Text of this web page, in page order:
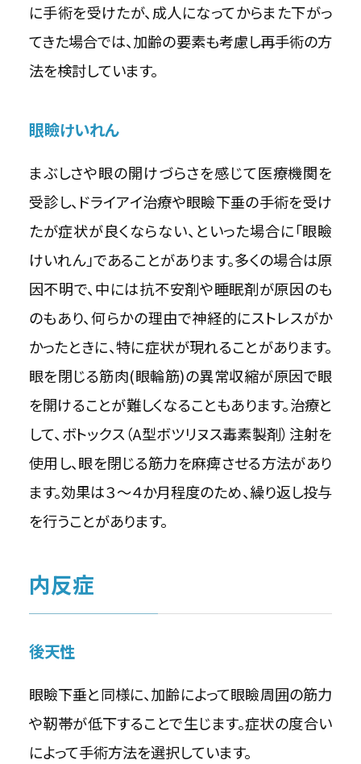
に手術を受けたが、成人になってからまた下がっ
てきた場合では、加齢の要素も考慮し再手術の方
法を検討しています。
眼瞼けいれん
まぶしさや眼の開けづらさを感じて医療機関を
受診し、ドライアイ治療や眼瞼下垂の手術を受け
たが症状が良くならない、といった場合に「眼瞼
けいれん」であることがあります。多くの場合は原
因不明で、中には抗不安剤や睡眠剤が原因のも
のもあり、何らかの理由で神経的にストレスがか
かったときに、特に症状が現れることがあります。
眼を閉じる筋肉(眼輪筋)の異常収縮が原因で眼
を開けることが難しくなることもあります。治療と
して、ボトックス（A型ボツリヌス毒素製剤）注射を
使用し、眼を閉じる筋力を麻痺させる方法があり
ます。効果は３～４か月程度のため、繰り返し投与
を行うことがあります。
内反症
後天性
眼瞼下垂と同様に、加齢によって眼瞼周囲の筋力
や靭帯が低下することで生じます。症状の度合い
によって手術方法を選択しています。